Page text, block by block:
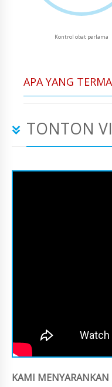
Kontrol obat perlama
APA YANG
TONTON
KAMI